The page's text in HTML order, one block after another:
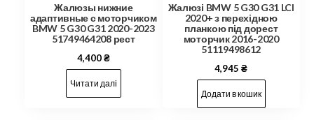
Жалюзы нижние
адаптивные с моторчиком
BMW 5 G30 G31 2020-2023
51749464208 рест
4,400₴
Читати далі
Жалюзі BMW 5 G30 G31 LCI
2020+ з перехідною
планкою під дорест
моторчик 2016-2020
51119498612
4,945₴
Додати в кошик